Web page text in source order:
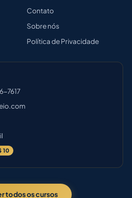
Contato
Sobre nós
Política de Privacidade
7617
10
todos os cursos